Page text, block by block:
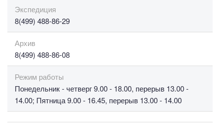
Экспедиция
8(499) 488-86-29
Архив
8(499) 488-86-08
Режим работы
Понедельник - четверг 9.00 - 18.00, перерыв 13.00 -
14.00; Пятница 9.00 - 16.45, перерыв 13.00 - 14.00